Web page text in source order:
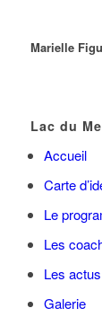
Marielle
Lac du
Accueil
Carte
Le
Les
Les actus
Galerie